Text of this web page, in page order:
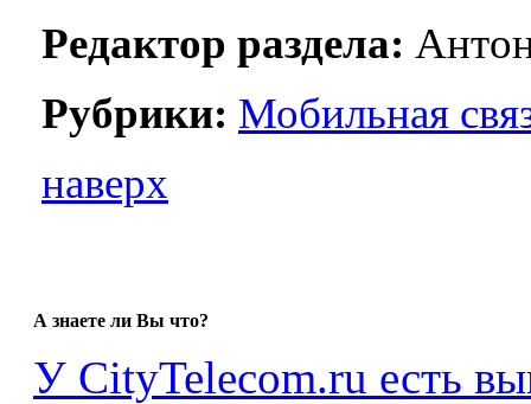
Редактор раздела:
Рубрики: Мобильная
наверх
А знаете ли Вы что?
У CityTelecom.ru есть